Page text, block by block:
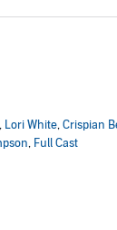
Lori White,Crispian
, Full Cast